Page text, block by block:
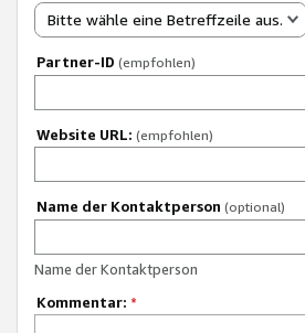
Bitte wähle eine Betreffzeile aus.
Partner-ID (empfohlen)
Website URL: (empfohlen)
Name der Kontaktperson (optional)
Name der Kontaktperson
Kommentar: *